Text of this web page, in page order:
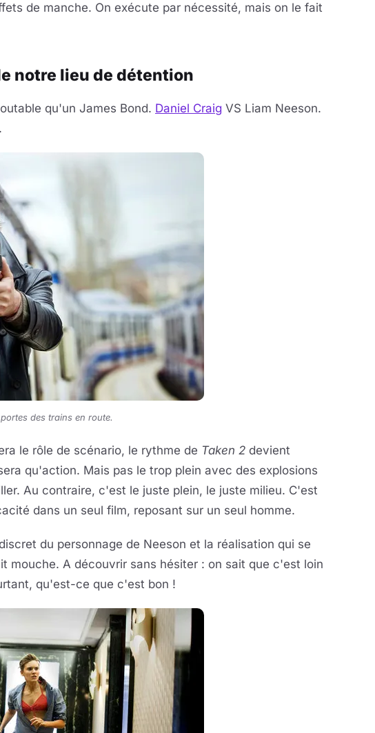
de manche. On exécute par nécessité, mais on le fait
notre lieu de détention
qu'un James Bond. Daniel Craig VS Liam Neeson.
des trains en route.
le rôle de scénario, le rythme de Taken 2 devient
qu'action. Mais pas le trop plein avec des explosions
Au contraire, c'est le juste plein, le juste milieu. C'est
dans un seul film, reposant sur un seul homme.
du personnage de Neeson et la réalisation qui se
mouche. A découvrir sans hésiter : on sait que c'est loin
qu'est-ce que c'est bon !